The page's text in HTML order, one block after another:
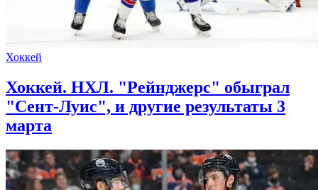
Хоккей
Хоккей. НХЛ. "Рейнджерс" обыграл
"Сент-Луис", и другие результаты 3
марта